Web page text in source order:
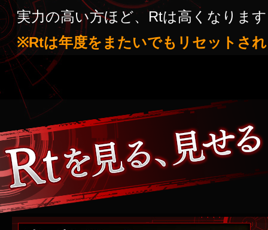
実力の高い方ほど、Rtは高くなりま
※Rtは年度をまたいでもリセットさ